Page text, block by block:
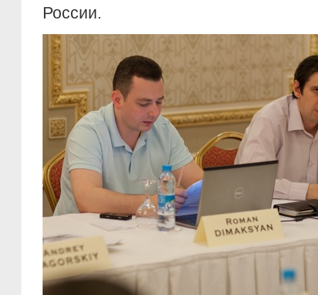
России.